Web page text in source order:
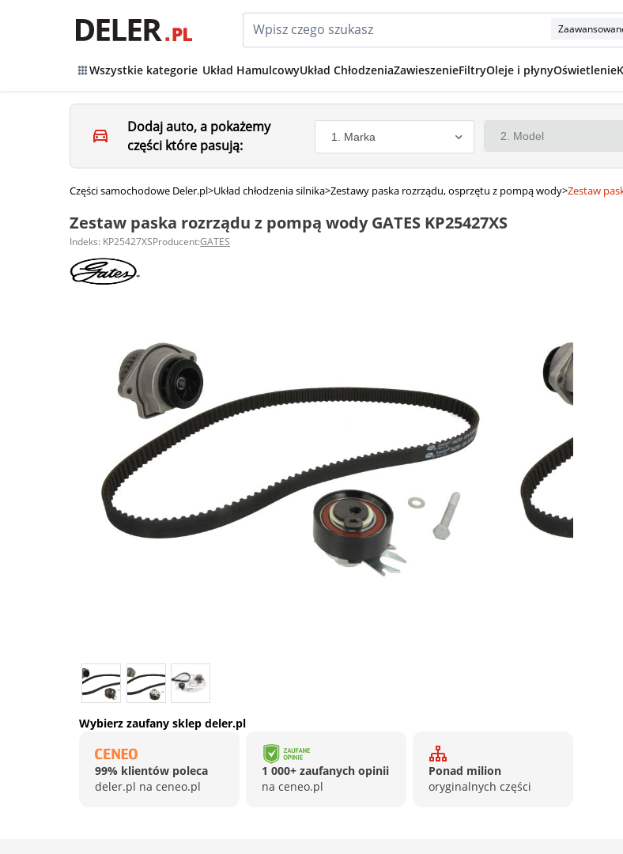
Wszystkie kategorie Układ HamulcowyUkład ChłodzeniaZawieszenieFiltryOleje i płynyOświetlenie
Dodaj auto, a pokażemy
części które pasują:
Części samochodowe Deler.pl>Układ chłodzenia silnika>Zestawy paska rozrządu, osprzętu z pompą wody>Zestaw
Zestaw paska rozrządu z pompą wody GATES KP25427XS
Indeks: KP25427XSProducent:GATES
Wybierz zaufany sklep deler.pl
99% klientów poleca
deler.pl na ceneo.pl
1 000+ zaufanych opinii
na ceneo.pl
Ponad milion
oryginalnych części